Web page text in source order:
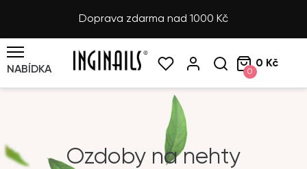
Doprava zdarma nad 1000 Kč
NABÍDKA 0
0 Kč
Ozdoby na nehty